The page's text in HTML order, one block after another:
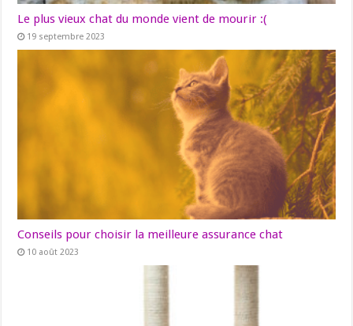
Le plus vieux chat du monde vient de mourir :(
19 septembre 2023
Conseils pour choisir la meilleure assurance chat
10 août 2023